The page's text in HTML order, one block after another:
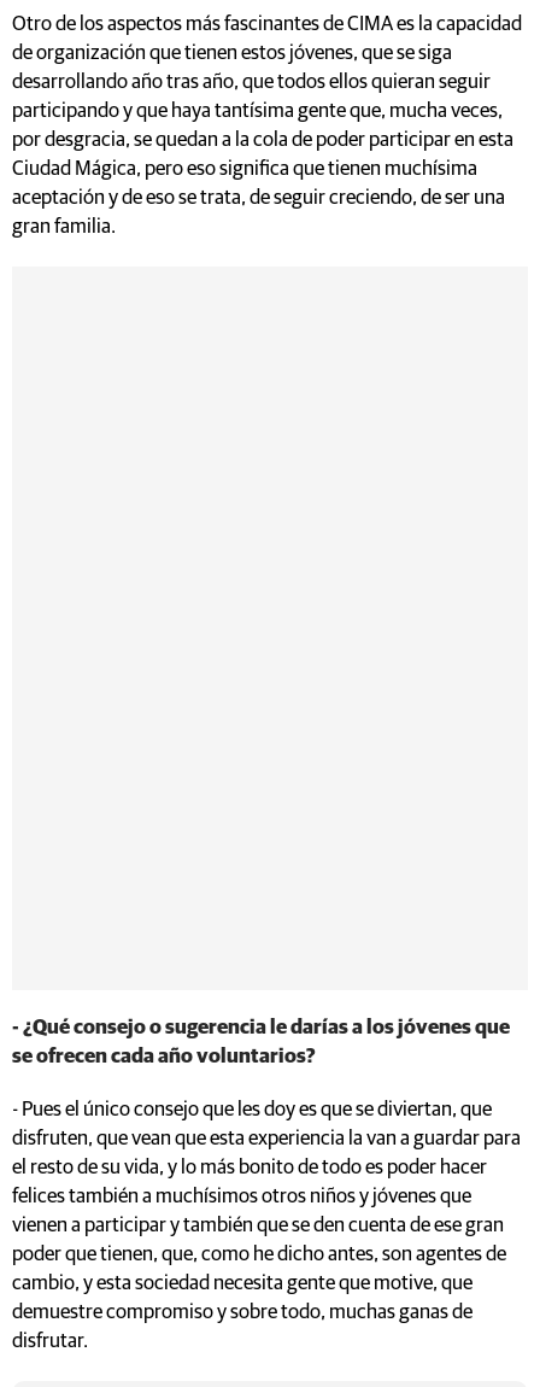
Otro de los aspectos más fascinantes de CIMA es la capacidad
de organización que tienen estos jóvenes, que se siga
desarrollando año tras año, que todos ellos quieran seguir
participando y que haya tantísima gente que, mucha veces,
por desgracia, se quedan a la cola de poder participar en esta
Ciudad Mágica, pero eso significa que tienen muchísima
aceptación y de eso se trata, de seguir creciendo, de ser una
gran familia.
- ¿Qué consejo o sugerencia le darías a los jóvenes que
se ofrecen cada año voluntarios?
- Pues el único consejo que les doy es que se diviertan, que
disfruten, que vean que esta experiencia la van a guardar para
el resto de su vida, y lo más bonito de todo es poder hacer
felices también a muchísimos otros niños y jóvenes que
vienen a participar y también que se den cuenta de ese gran
poder que tienen, que, como he dicho antes, son agentes de
cambio, y esta sociedad necesita gente que motive, que
demuestre compromiso y sobre todo, muchas ganas de
disfrutar.